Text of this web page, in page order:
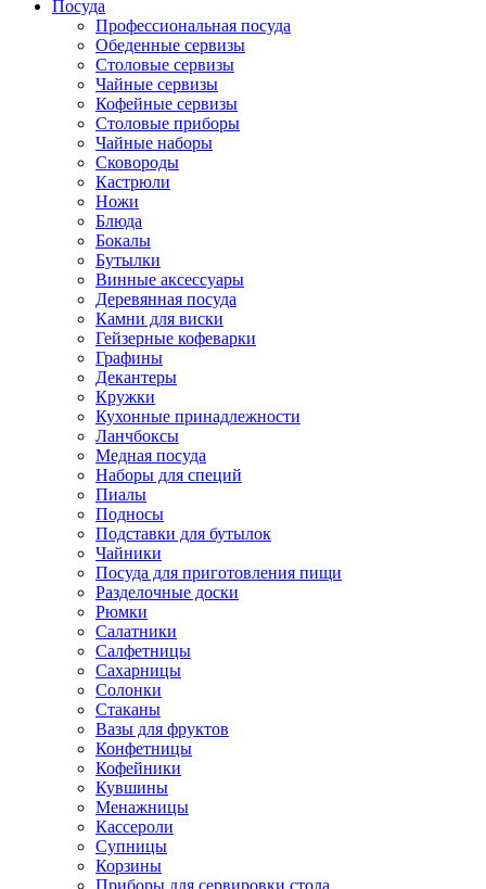
Посуда
Профессиональная посуда
Обеденные сервизы
Столовые сервизы
Чайные сервизы
Кофейные сервизы
Столовые приборы
Чайные наборы
Сковороды
Кастрюли
Ножи
Блюда
Бокалы
Бутылки
Винные аксессуары
Деревянная посуда
Камни для виски
Гейзерные кофеварки
Графины
Декантеры
Кружки
Кухонные принадлежности
Ланчбоксы
Медная посуда
Наборы для специй
Пиалы
Подносы
Подставки для бутылок
Чайники
Посуда для приготовления пищи
Разделочные доски
Рюмки
Салатники
Салфетницы
Сахарницы
Солонки
Стаканы
Вазы для фруктов
Конфетницы
Кофейники
Кувшины
Менажницы
Кассероли
Супницы
Корзины
Приборы для сервировки стола